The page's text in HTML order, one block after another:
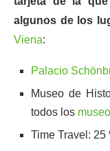
algunos de los
Viena:
Palacio
Museo de
todos los
Time Travel: 25